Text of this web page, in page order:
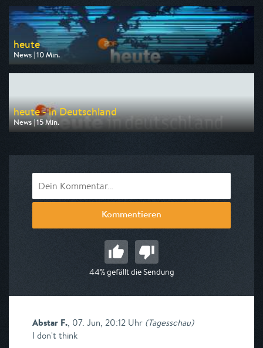
am 07.08.2026, 16:00
heute
News | 10 Min.
Ausgestrahlt von ZDF
am 07.08.2026, 17:00
heute - in Deutschland
News | 15 Min.
Ausgestrahlt von ZDF
Kommentieren
44% gefällt die Sendung
Abstar F., 07. Jun, 20:12 Uhr (Tagesschau)
I don't think